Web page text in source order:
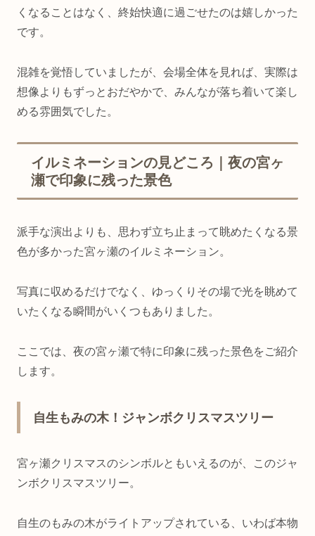
くなることはなく、終始快適に過ごせたのは嬉しかった
です。
混雑を覚悟していましたが、会場全体を見れば、実際は
想像よりもずっとおだやかで、みんなが落ち着いて楽し
める雰囲気でした。
イルミネーションの見どころ｜夜の宮ヶ
瀬で印象に残った景色
派手な演出よりも、思わず立ち止まって眺めたくなる景
色が多かった宮ヶ瀬のイルミネーション。
写真に収めるだけでなく、ゆっくりその場で光を眺めて
いたくなる瞬間がいくつもありました。
ここでは、夜の宮ヶ瀬で特に印象に残った景色をご紹介
します。
自生もみの木！ジャンボクリスマスツリー
宮ヶ瀬クリスマスのシンボルともいえるのが、このジャ
ンボクリスマスツリー。
自生のもみの木がライトアップされている、いわば本物